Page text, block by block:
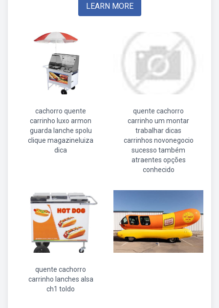
LEARN MORE
cachorro quente
carrinho luxo armon
guarda lanche spolu
clique magazineluiza
dica
quente cachorro
carrinho um montar
trabalhar dicas
carrinhos novonegocio
sucesso também
atraentes opções
conhecido
quente cachorro
carrinho lanches alsa
ch1 toldo